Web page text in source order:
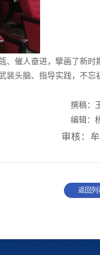
、催人奋进，擘画了新时
装头脑、指导实践，不忘
撰稿：
编辑：
审核：
返回列